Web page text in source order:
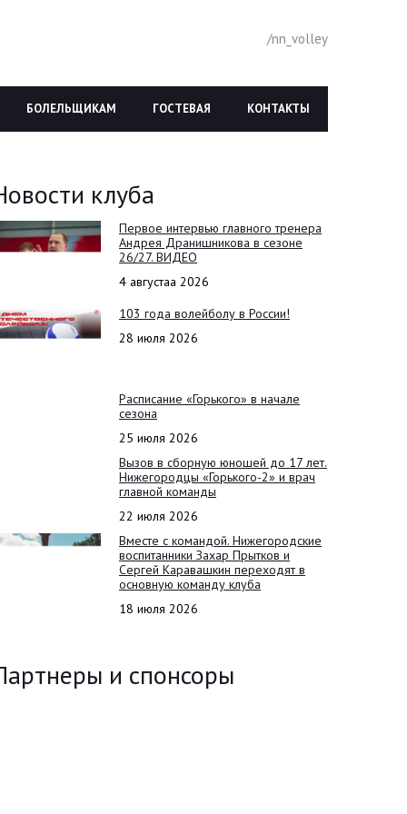
/nn_volley
КОНТАКТЫ
ГОСТЕВАЯ
БОЛЕЛЬЩИКАМ
клуба
Первое интервью главного тренера
Андрея Дранишникова в сезоне
26/27. ВИДЕО
4 августаа 2026
103 года волейболу в России!
28 июля 2026
Расписание «Горького» в начале
сезона
25 июля 2026
Вызов в сборную юношей до 17 лет.
Нижегородцы «Горького-2» и врач
главной команды
22 июля 2026
Вместе с командой. Нижегородские
воспитанники Захар Прытков и
Сергей Каравашкин переходят в
основную команду клуба
18 июля 2026
и спонсоры